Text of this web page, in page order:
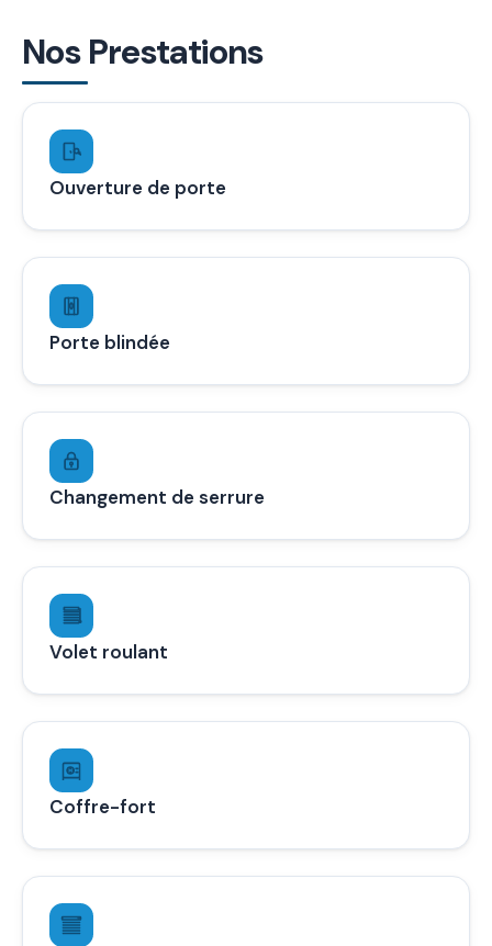
Nos Prestations
Ouverture de porte
Porte blindée
Changement de serrure
Volet roulant
Coffre-fort